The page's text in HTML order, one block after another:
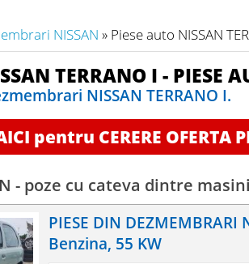
NISSAN » Piese auto NISSAN
TERRANO I - PIESE
NISSAN TERRANO I.
pentru CERERE OFERTA
- poze cu cateva dintre
PIESE DIN DEZMEMBRARI
Benzina, 55 KW